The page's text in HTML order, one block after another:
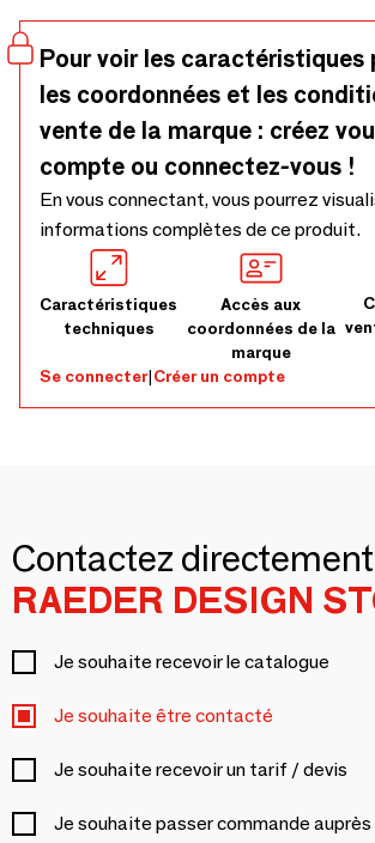
Pour voir les caractéristiques
les coordonnées et les
vente de la marque : créez
compte ou connectez-vous !
En vous connectant, vous pourrez
informations complètes de ce produit.
Caractéristiques
techniques
Accès aux
coordonnées de la
marque
Se connecter|Créer un compte
Contactez directement
RAEDER DESIGN
Je souhaite recevoir le catalogue
Je souhaite être contacté
Je souhaite recevoir un tarif / devis
Je souhaite passer commande